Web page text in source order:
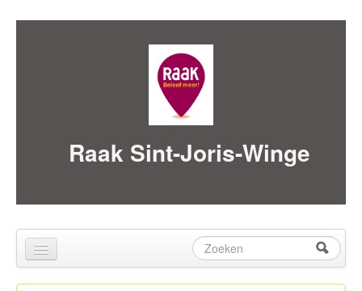
Raak Sint-Joris-Winge
Zoekveld
Zoeken
Home